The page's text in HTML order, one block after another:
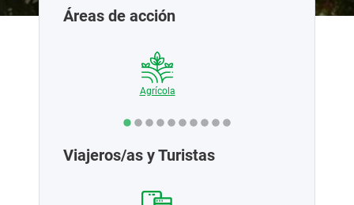
Áreas de acción
Agrícola
Viajeros/as y Turistas